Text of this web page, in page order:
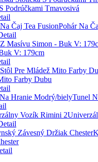
Podrúčkami Tmavosivá
Pohár Na
V: 179cm
Farby Dubu
Tunel